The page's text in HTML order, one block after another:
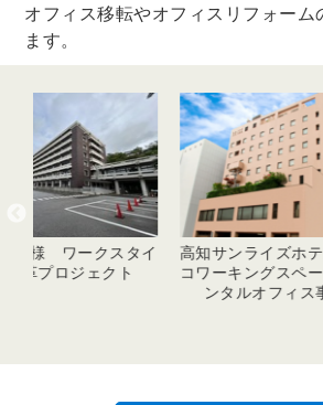
オフィス移転やオフィスリフォーム
ます。
高知サンライズホテル様の
コワーキングスペース＆レ
ンタルオフィス事例
有限会
様